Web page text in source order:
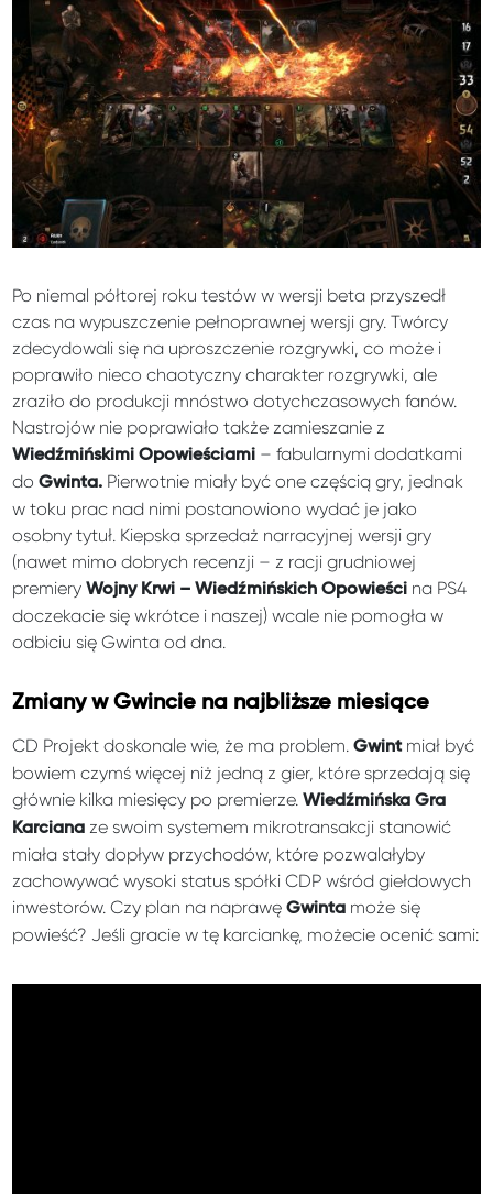
Po niemal półtorej roku testów w wersji beta przyszedł
czas na wypuszczenie pełnoprawnej wersji gry. Twórcy
zdecydowali się na uproszczenie rozgrywki, co może i
poprawiło nieco chaotyczny charakter rozgrywki, ale
zraziło do produkcji mnóstwo dotychczasowych fanów.
Nastrojów nie poprawiało także zamieszanie z
Wiedźmińskimi Opowieściami – fabularnymi dodatkami
doGwinta. Pierwotnie miały być one częścią gry, jednak
w toku prac nad nimi postanowiono wydać je jako
osobny tytuł. Kiepska sprzedaż narracyjnej wersji gry
(nawet mimo dobrych recenzji – z racji grudniowej
premieryWojny Krwi –Wiedźmińskich Opowieści na PS4
doczekacie się wkrótce i naszej) wcale nie pomogła w
odbiciu się Gwinta od dna.
Zmiany w Gwincie na najbliższe miesiące
CD Projekt doskonale wie, że ma problem.Gwintmiał być
bowiem czymś więcej niż jedną z gier, które sprzedają się
głównie kilka miesięcy po premierze.Wiedźmińska Gra
Karciana ze swoim systemem mikrotransakcji stanowić
miała stały dopływ przychodów, które pozwalałyby
zachowywać wysoki status spółki CDP wśród giełdowych
inwestorów. Czy plan na naprawęGwinta może się
powieść? Jeśli gracie w tę karciankę, możecie ocenić sami: